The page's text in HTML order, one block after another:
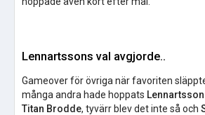
Lennartssons val avgjorde..
Gameover för övriga när favoriten
många andra hade hoppats Lennartsson
Titan Brodde, tyvärr blev det inte så och